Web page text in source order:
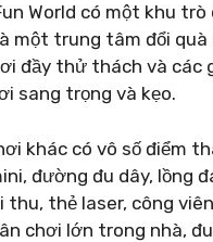
World có một khu
một trung tâm đổi
đầy thử thách và các
sang trọng và kẹo.
khác có vô số điểm
đường đu dây, lồng
thu, thẻ laser, công
chơi lớn trong nhà,